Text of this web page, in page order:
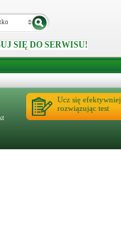
SIĘ DO SERWISU!
Ucz się efektywniej
rozwiązując test